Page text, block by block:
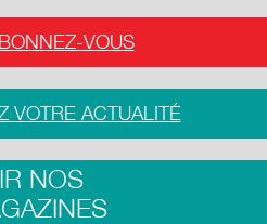
VOUS
VOTRE ACTUALITÉ
NOS